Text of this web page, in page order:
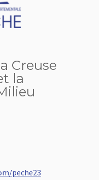
Creuse
la
peche23